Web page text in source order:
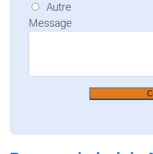
Autre
Message